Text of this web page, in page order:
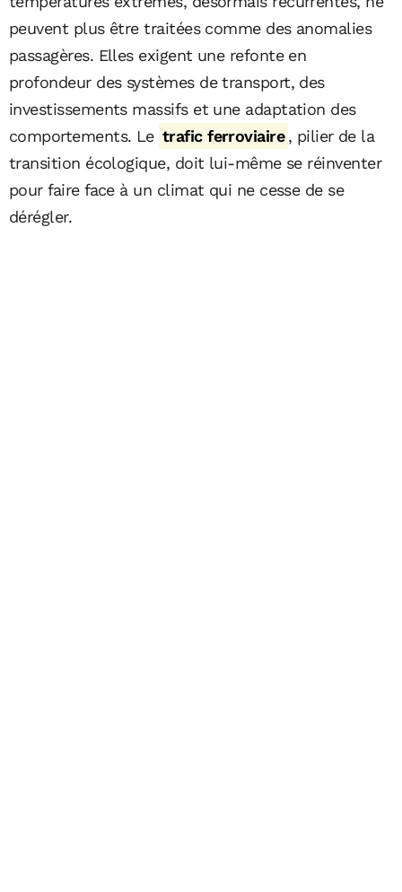
peuvent plus être traitées comme des anomalies
passagères. Elles exigent une refonte en
profondeur des systèmes de transport, des
investissements massifs et une adaptation des
comportements. Le trafic ferroviaire , pilier de la
transition écologique, doit lui-même se réinventer
pour faire face à un climat qui ne cesse de se
dérégler.